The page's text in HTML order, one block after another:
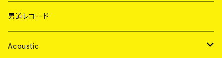
男道レコード
Acoustic